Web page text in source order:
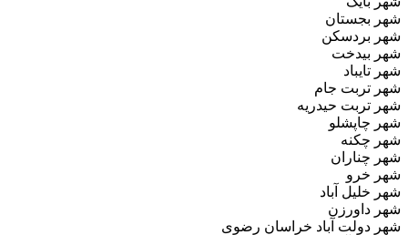
شهر بجستان
شهر بردسکن
شهر بیدخت
شهر تایباد
شهر تربت جام
شهر تربت حیدریه
شهر چاپشلو
شهر چکنه
شهر چناران
شهر خرو
شهر خلیل‌ آباد
شهر داورزن
شهر دولت‌ آباد خراسان رضوی